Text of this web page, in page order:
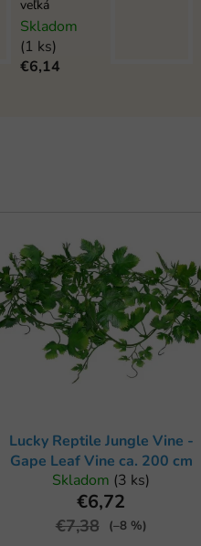
veľká
Skladom
(1 ks)
€6,14
Lucky Reptile Jungle Vine -
Gape Leaf Vine ca. 200 cm
Skladom (3 ks)
€6,72
€7,38 (–8 %)